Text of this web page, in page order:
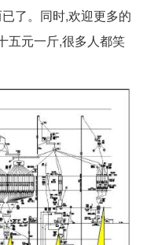
了。同时,欢迎更多的
五元一斤,很多人都笑